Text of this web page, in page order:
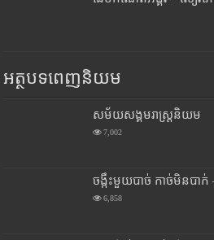
អត្ថបទពេញនិយម
សម័យសង្គមរាស្រ្តនិយម
7,002
ចង្កឹះមួយបាច់ កាច់មិនបា
6,858